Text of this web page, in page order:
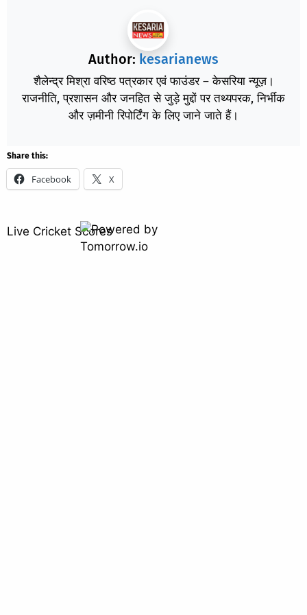
Author: kesarianews
शैलेन्द्र मिश्रा वरिष्ठ पत्रकार एवं फाउंडर – केसरिया न्यूज़।
राजनीति, प्रशासन और जनहित से जुड़े मुद्दों पर तथ्यपरक, निर्भीक
और ज़मीनी रिपोर्टिंग के लिए जाने जाते हैं।
Share this:
Facebook X
Live Cricket Scores